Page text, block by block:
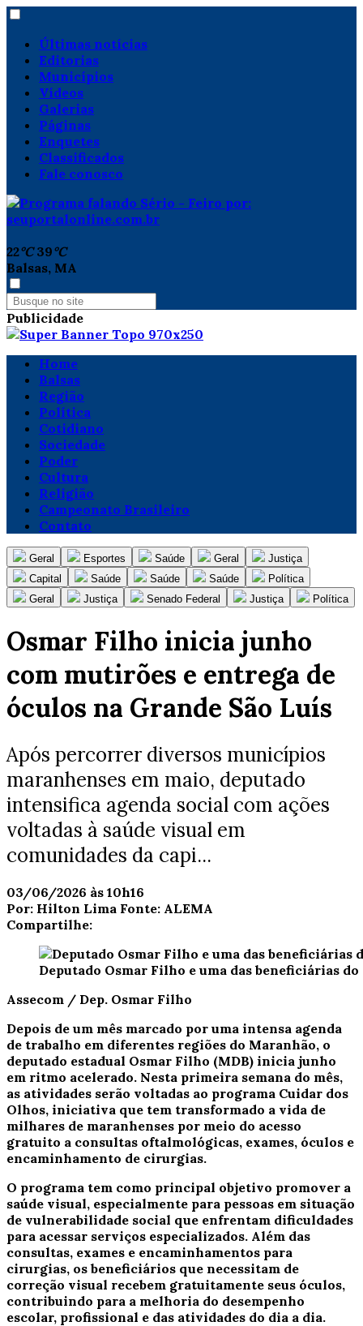
Últimas notícias
Editorias
Municípios
Vídeos
Galerias
Páginas
Enquetes
Classificados
Fale conosco
22°C 39°C
Balsas, MA
Publicidade
Home
Balsas
Região
Política
Cotidiano
Sociedade
Poder
Cultura
Religião
Campeonato Brasileiro
Contato
Geral Esportes Saúde Geral
Justiça
Capital
Saúde Saúde Saúde
Política
Geral
Justiça Senado Federal Justiça Política
Osmar Filho inicia junho
com mutirões e entrega de
óculos na Grande São Luís
Após percorrer diversos municípios
maranhenses em maio, deputado
intensifica agenda social com ações
voltadas à saúde visual em
comunidades da capi...
03/06/2026 às 10h16
Por: Hilton Lima Fonte: ALEMA
Compartilhe:
Deputado Osmar Filho e uma das beneficiárias
Assecom / Dep. Osmar Filho
Depois de um mês marcado por uma intensa agenda
de trabalho em diferentes regiões do Maranhão, o
deputado estadual Osmar Filho (MDB) inicia junho
em ritmo acelerado. Nesta primeira semana do mês,
as atividades serão voltadas ao programa Cuidar dos
Olhos, iniciativa que tem transformado a vida de
milhares de maranhenses por meio do acesso
gratuito a consultas oftalmológicas, exames, óculos e
encaminhamento de cirurgias.
O programa tem como principal objetivo promover a
saúde visual, especialmente para pessoas em situação
de vulnerabilidade social que enfrentam dificuldades
para acessar serviços especializados. Além das
consultas, exames e encaminhamentos para
cirurgias, os beneficiários que necessitam de
correção visual recebem gratuitamente seus óculos,
contribuindo para a melhoria do desempenho
escolar, profissional e das atividades do dia a dia.